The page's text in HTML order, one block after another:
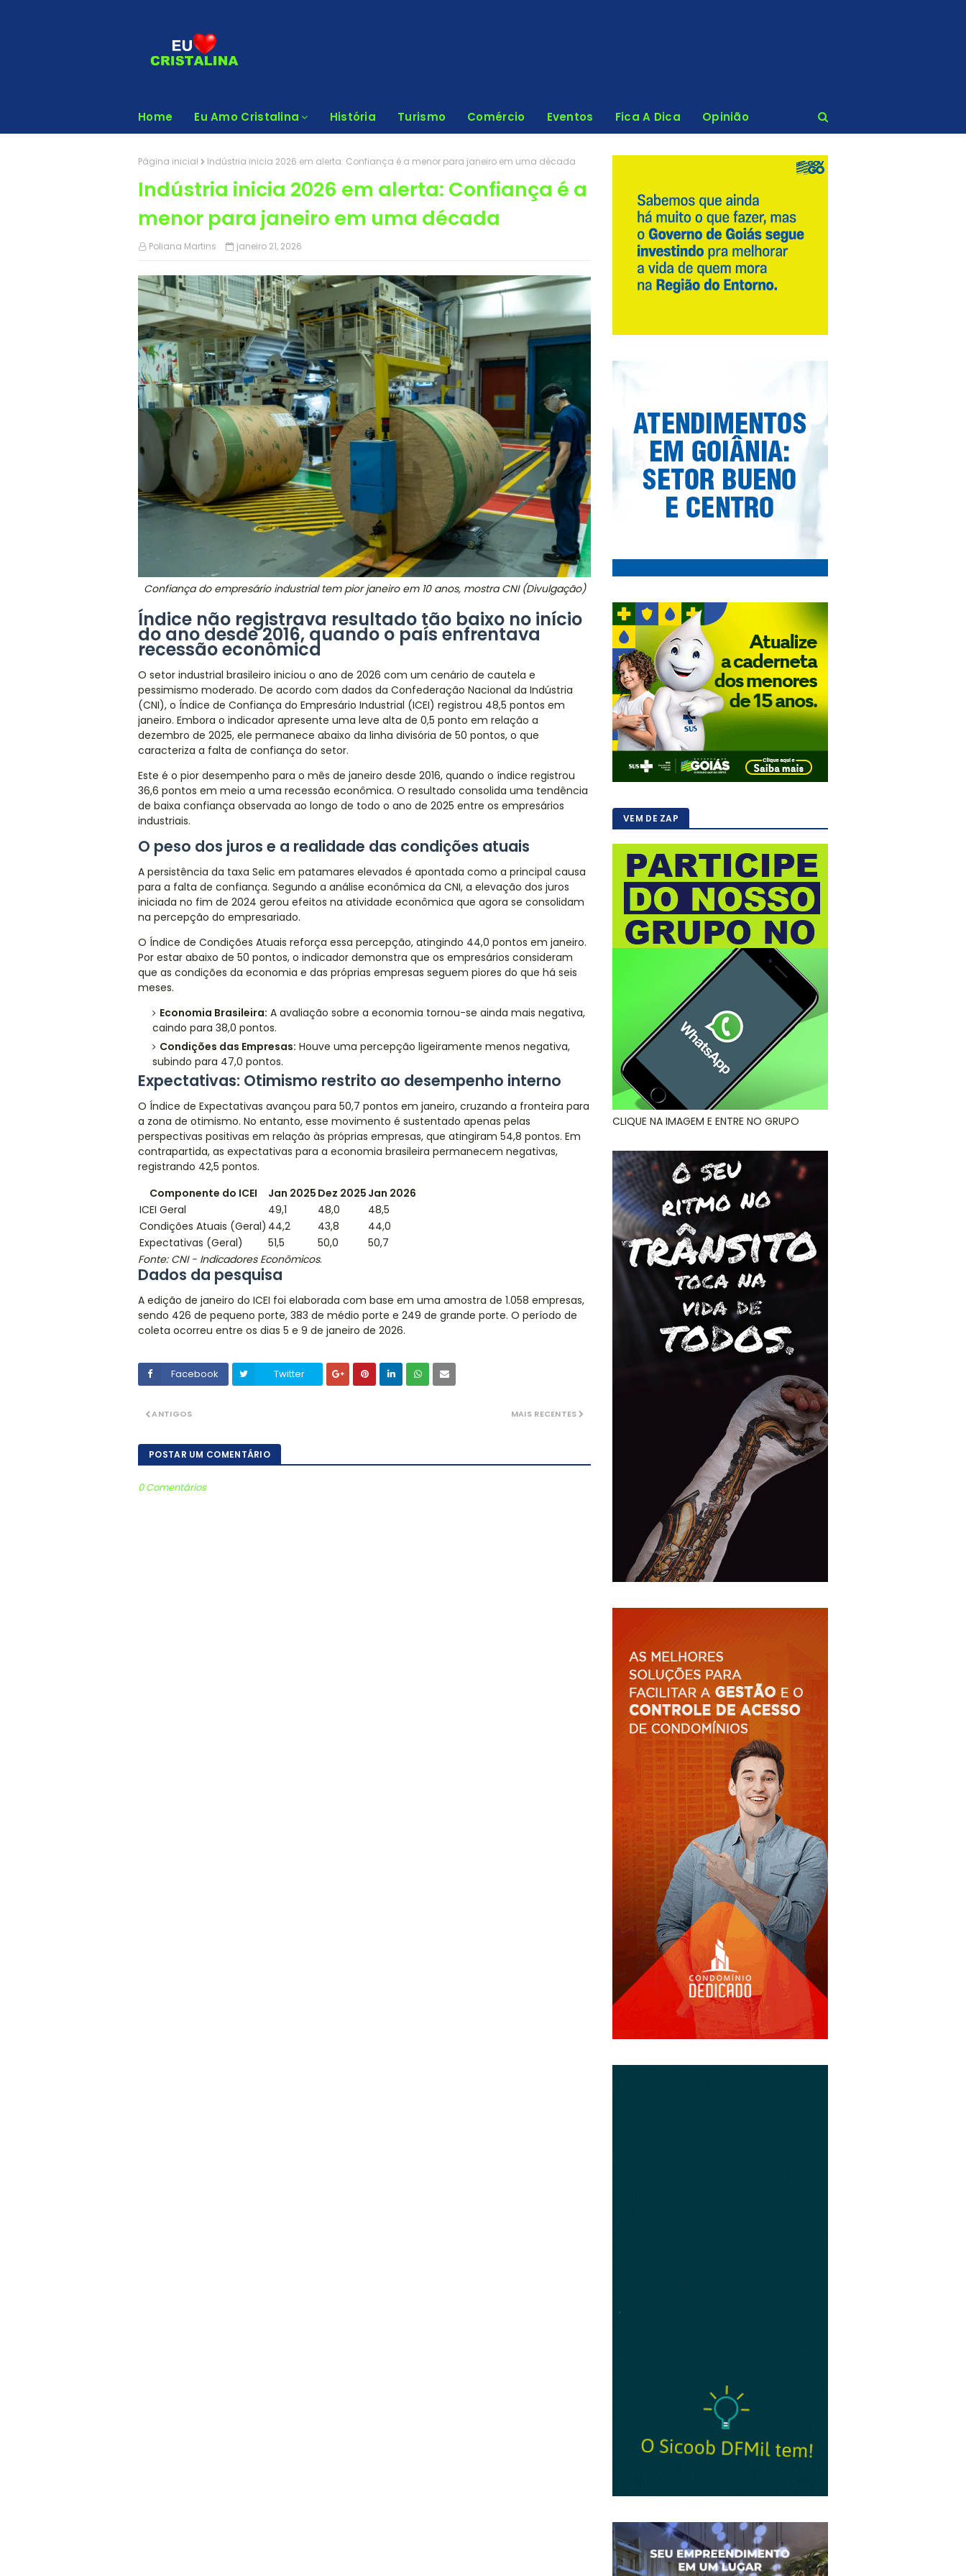
Home Eu Amo Cristalina História Turismo Comércio Eventos Fica A Dica Opinião
Página inicial Indústria inicia 2026 em alerta: Confiança é a menor para janeiro em uma década
Indústria inicia 2026 em alerta: Confiança é a
menor para janeiro em uma década
Poliana Martins janeiro 21, 2026
Confiança do empresário industrial tem pior janeiro em 10 anos, mostra CNI (Divulgação)
Índice não registrava resultado tão baixo no início
do ano desde 2016, quando o país enfrentava
recessão econômica
O setor industrial brasileiro iniciou o ano de 2026 com um cenário de cautela e
pessimismo moderado. De acordo com dados da Confederação Nacional da Indústria
(CNI), o Índice de Confiança do Empresário Industrial (ICEI) registrou 48,5 pontos em
janeiro. Embora o indicador apresente uma leve alta de 0,5 ponto em relação a
dezembro de 2025, ele permanece abaixo da linha divisória de 50 pontos, o que
caracteriza a falta de confiança do setor.
Este é o pior desempenho para o mês de janeiro desde 2016, quando o índice registrou
36,6 pontos em meio a uma recessão econômica. O resultado consolida uma tendência
de baixa confiança observada ao longo de todo o ano de 2025 entre os empresários
industriais.
O peso dos juros e a realidade das condições atuais
A persistência da taxa Selic em patamares elevados é apontada como a principal causa
para a falta de confiança. Segundo a análise econômica da CNI, a elevação dos juros
iniciada no fim de 2024 gerou efeitos na atividade econômica que agora se consolidam
na percepção do empresariado.
O Índice de Condições Atuais reforça essa percepção, atingindo 44,0 pontos em janeiro.
Por estar abaixo de 50 pontos, o indicador demonstra que os empresários consideram
que as condições da economia e das próprias empresas seguem piores do que há seis
meses.
Economia Brasileira: A avaliação sobre a economia tornou-se ainda mais negativa,
caindo para 38,0 pontos.
Condições das Empresas: Houve uma percepção ligeiramente menos negativa,
subindo para 47,0 pontos.
Expectativas: Otimismo restrito ao desempenho interno
O Índice de Expectativas avançou para 50,7 pontos em janeiro, cruzando a fronteira para
a zona de otimismo. No entanto, esse movimento é sustentado apenas pelas
perspectivas positivas em relação às próprias empresas, que atingiram 54,8 pontos. Em
contrapartida, as expectativas para a economia brasileira permanecem negativas,
registrando 42,5 pontos.
Componente do ICEI
Jan 2025 Dez 2025 Jan 2026
ICEI Geral
49,1 48,0
48,5
Condições Atuais (Geral) 44,2 43,8
44,0
Expectativas (Geral)
51,5 50,0
50,7
Fonte: CNI - Indicadores Econômicos.
Dados da pesquisa
A edição de janeiro do ICEI foi elaborada com base em uma amostra de 1.058 empresas,
sendo 426 de pequeno porte, 383 de médio porte e 249 de grande porte. O período de
coleta ocorreu entre os dias 5 e 9 de janeiro de 2026.
Facebook Twitter
MAIS RECENTES
ANTIGOS
POSTAR UM COMENTÁRIO
0 Comentários
VEM DE ZAP
CLIQUE NA IMAGEM E ENTRE NO GRUPO